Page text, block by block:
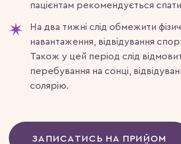
пацієнтам рекомендується спати
На два тижні слід обмежити
навантаження, відвідування
Також у цей період слід
перебування на сонці,
солярію.
ЗАПИСАТИСЬ НА ПРИЙОМ